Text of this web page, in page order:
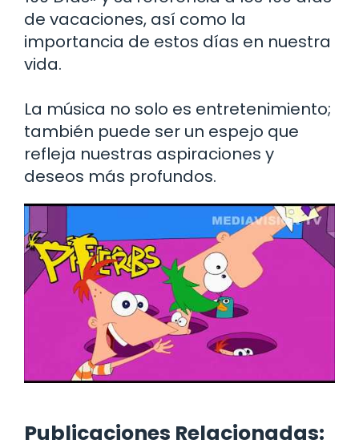
de vacaciones, así como la
importancia de estos días en nuestra
vida.
La música no solo es entretenimiento;
también puede ser un espejo que
refleja nuestras aspiraciones y
deseos más profundos.
Publicaciones Relacionadas: